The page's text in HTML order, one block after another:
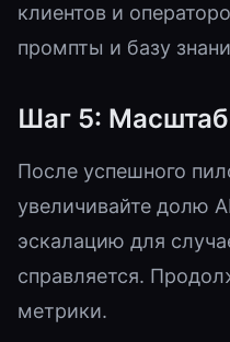
клиентов и
промпты и базу
Шаг 5:
После успешного
увеличивайте долю
эскалацию для
справляется.
метрики.